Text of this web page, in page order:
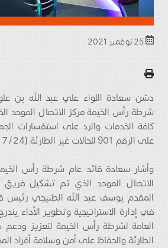
دشن سعادة اللواء علي عبد الله بن
شرطة رأس الخيمة مركز الاتصال الموحد
كافة الخدمات والرد على استفسارات
على الرقم 901 للحالات غير الطارئة (7/24 ).
وأشار سعادة قائد عام شرطة رأس
الاتصال الموحد الذي تم تشكيل
المقدم يوسف عبد الله الطنيجي
في إدارة الاستراتيجية وتطوير الأداء
العامة لشرطة رأس الخيمة لتعزيز ودعم
الطارئة والحفاظ على أمن وسلامة أفراد